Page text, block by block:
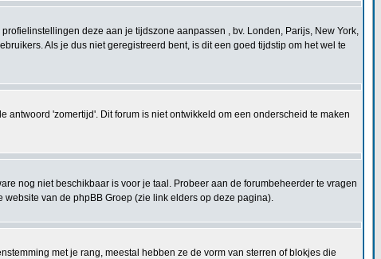
deze aan je tijdszone aanpassen , bv. Londen, Parijs, New York,
Als je dus niet geregistreerd bent, is dit een goed tijdstip om het wel te
'zomertijd'. Dit forum is niet ontwikkeld om een onderscheid te maken
nog niet beschikbaar is voor je taal. Probeer aan de forumbeheerder te vragen
van de phpBB Groep (zie link elders op deze pagina).
met je rang, meestal hebben ze de vorm van sterren of blokjes die